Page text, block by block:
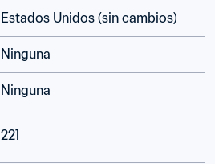
Estados Unidos (sin cambios)
Ninguna
Ninguna
221